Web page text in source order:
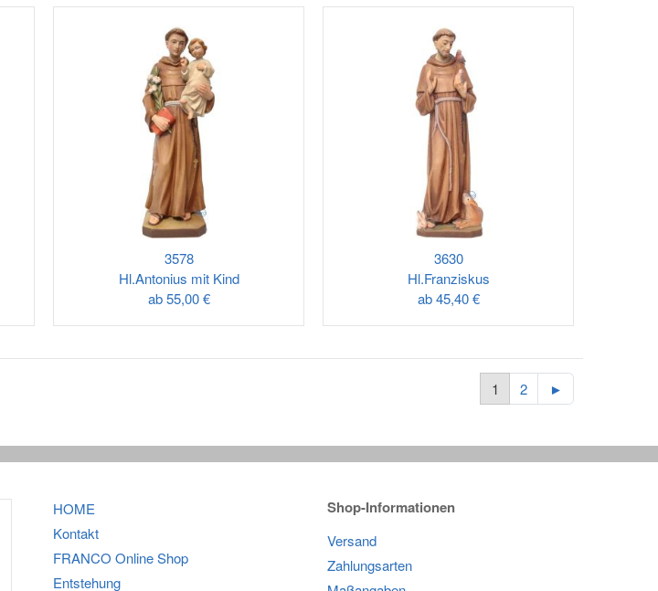
3578
Hl.Antonius mit Kind
ab55,00 €
3630
Hl.Franziskus
ab45,40 €
1 2 ►
HOME
Kontakt
FRANCO Online Shop
Entstehung
Shop-Informationen
Versand
Zahlungsarten